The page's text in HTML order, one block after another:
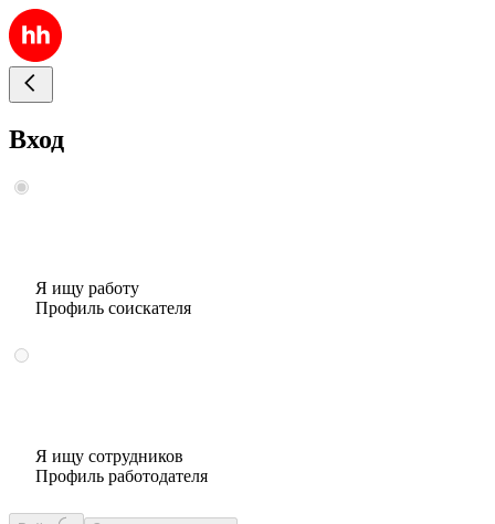
Вход
Я ищу работу
Профиль соискателя
Я ищу сотрудников
Профиль работодателя